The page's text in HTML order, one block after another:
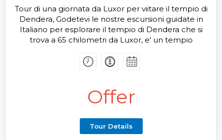
Tour di una giornata da Luxor per viitare il tempio di
Dendera, Godetevi le nostre escursioni guidate in
Italiano per esplorare il tempio di Dendera che si
trova a 65 chilometri da Luxor, e' un tempio
Hathor)
Offer
Tour Details